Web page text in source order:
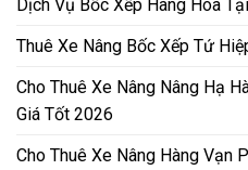
Dịch Vụ Bốc Xếp Hàng Hóa
Thuê Xe Nâng Bốc Xếp Tứ
Cho Thuê Xe Nâng Nâng Hạ
Giá Tốt 2026
Cho Thuê Xe Nâng Hàng Vạn